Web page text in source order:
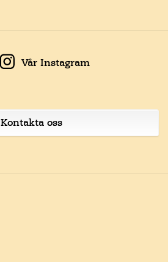
Vår Instagram
Kontakta oss